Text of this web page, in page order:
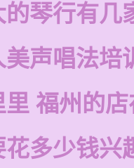
琴行有几
声唱法培
里 福州的
花多少钱兴